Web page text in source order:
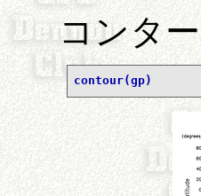
コンター
contour(gp)